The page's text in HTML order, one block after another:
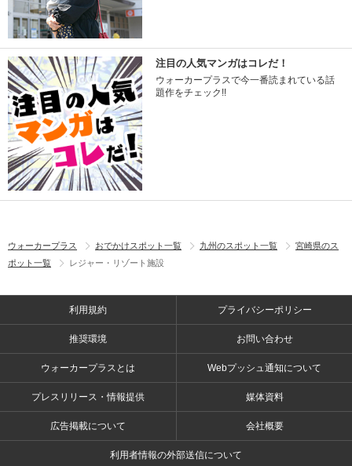
注目の人気マンガはコレだ！
ウォーカープラスで今一番読まれている話
題作をチェック!!
ウォーカープラス おでかけスポット一覧 九州のスポット一覧
宮崎県のス
ポット一覧
レジャー・リゾート施設
利用規約 プライバシーポリシー
推奨環境 お問い合わせ
ウォーカープラスとは Webプッシュ通知について
プレスリリース・情報提供 媒体資料
広告掲載について 会社概要
利用者情報の外部送信について